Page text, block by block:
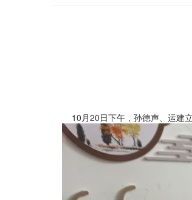
10月20日下午，孙德声、运建